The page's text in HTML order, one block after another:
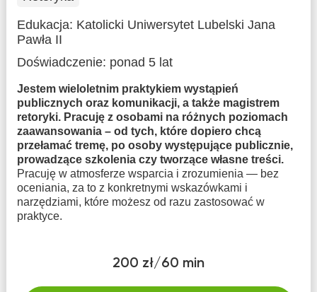
Edukacja: Katolicki Uniwersytet Lubelski Jana
Pawła II
Doświadczenie: ponad 5 lat
Jestem wieloletnim praktykiem wystąpień
publicznych oraz komunikacji, a także magistrem
retoryki. Pracuję z osobami na różnych poziomach
zaawansowania – od tych, które dopiero chcą
przełamać tremę, po osoby występujące publicznie,
prowadzące szkolenia czy tworzące własne treści.
Pracuję w atmosferze wsparcia i zrozumienia — bez
oceniania, za to z konkretnymi wskazówkami i
narzędziami, które możesz od razu zastosować w
praktyce.
200 zł/60 min